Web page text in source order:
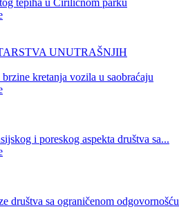
UNUTRAŠNJIH
kretanja vozila u saobraćaju
i poreskog aspekta društva sa...
društva sa ograničenom odgovornošću